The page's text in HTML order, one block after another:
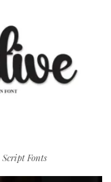
Script Fonts